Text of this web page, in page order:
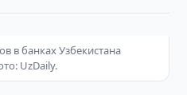
в банках Узбекистана
UzDaily.